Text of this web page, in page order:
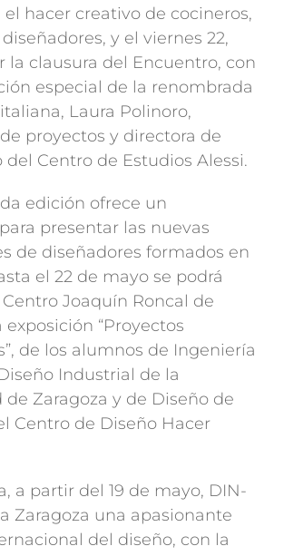
hacer creativo de cocineros,
y el viernes 22,
la clausura del Encuentro, con
especial de la renombrada
Laura Polinoro,
proyectos y directora de
del Centro de Estudios Alessi.
edición ofrece un
presentar las nuevas
de diseñadores formados en
el 22 de mayo se podrá
Joaquín Roncal de
exposición “Proyectos
de los alumnos de Ingeniería
Industrial de la
de Zaragoza y de Diseño de
Centro de Diseño Hacer
a partir del 19 de mayo, DIN-
Zaragoza una apasionante
del diseño, con la